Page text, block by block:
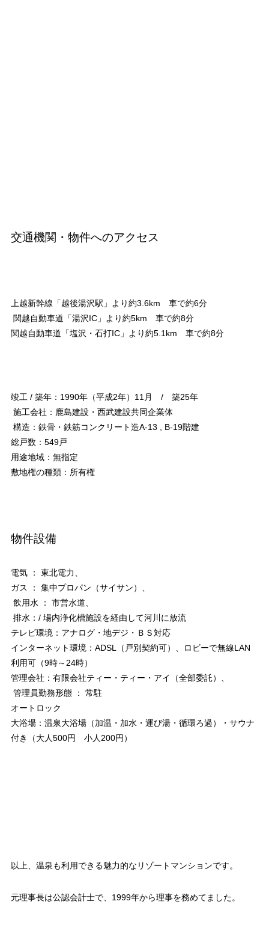
交通機関・物件へのアクセス
上越新幹線「越後湯沢駅」より約3.6km 車で約6分
関越自動車道「湯沢IC」より約5km 車で約8分
関越自動車道「塩沢・石打IC」より約5.1km 車で約8分
竣工 / 築年：1990年（平成2年）11月 / 築25年
施工会社：鹿島建設・西武建設共同企業体
構造：鉄骨・鉄筋コンクリート造A-13 , B-19階建
総戸数：549戸
用途地域：無指定
敷地権の種類：所有権
物件設備
電気 ： 東北電力、
ガス ： 集中プロパン（サイサン）、
飲用水 ： 市営水道、
排水：/ 場内浄化槽施設を経由して河川に放流
テレビ環境：アナログ・地デジ・ＢＳ対応
インターネット環境：ADSL（戸別契約可）、ロビーで無線LAN
利用可（9時～24時）
管理会社：有限会社ティー・ティー・アイ（全部委託）、
管理員勤務形態 ： 常駐
オートロック
大浴場：温泉大浴場（加温・加水・運び湯・循環ろ過）・サウナ
付き（大人500円 小人200円）
以上、温泉も利用できる魅力的なリゾートマンションです。
元理事長は公認会計士で、1999年から理事を務めてました。